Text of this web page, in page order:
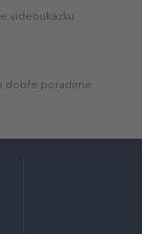
videoukázku
dobře poradíme